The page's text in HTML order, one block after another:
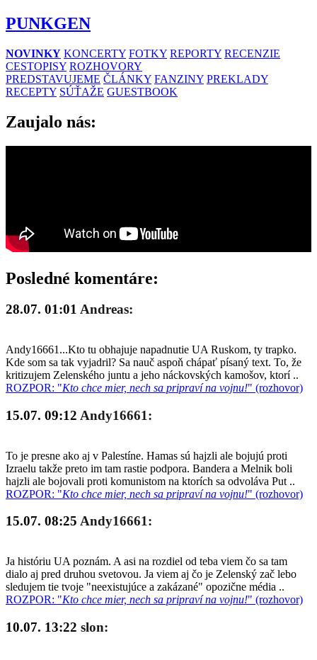
PUNKGEN
NOVINKY KONCERTY FOTKY REPORTY RECENZIE
CESTOPISY ROZHOVORY
PREDSTAVUJEME ČLÁNKY FANZINY PREKLADY
RECEPTY SÚŤAŽE GUESTBOOK
Zaujalo nás:
Posledné komentáre:
28.07. 01:01 Andreas:
Andy16661...Kto tu obhajuje napadnutie UA Ruskom, ty trapko.
Kde som sa tak vyjadril? Sa nauč aspoň chápať písaný text. To, že
kritizujem Zelenského juntu a jeho náckovských kamošov, ktorí ..
ROZPOR: "Kto chce mier, nech sa pripraví na vojnu!" (rozhovor)
15.07. 09:12 Andy16661:
To je presne ako aj v Palestíne. Hamas sú hajzli ale bojujú proti
Izraelu takže preto im tam rastie podpora. Bandera a Melnik boli
hajzli ale bojovali proti komunistom na ktorích sa odvoláva Put ..
ROZPOR: "Kto chce mier, nech sa pripraví na vojnu!" (rozhovor)
15.07. 08:25 Andy16661:
Ja históriu UA poznám. A asi na rozdiel od teba viem čo sa tam
dialo aj pred druhou svetovou. Ja viem aj čo je Zelenský zač lebo
sledujem tie tvoje "neexistujúce a zakázané" opozične média ..
ROZPOR: "Kto chce mier, nech sa pripraví na vojnu!" (rozhovor)
10.07. 13:22 slon: